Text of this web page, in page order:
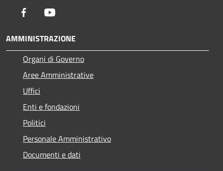
Facebook
AMMINISTRAZIONE
Organi di Governo
Aree Amministrative
Uffici
Enti e fondazioni
Politici
Personale Amministrativo
Documenti e dati